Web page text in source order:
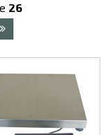
26